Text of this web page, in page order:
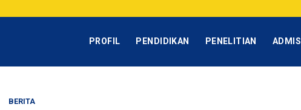
PROFIL PENDIDIKAN PENELITIAN ADMISI
BERITA